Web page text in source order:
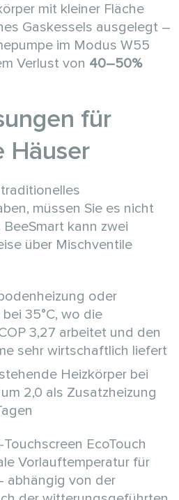
mit kleiner Fläche
Gaskessels ausgelegt –
im Modus W55
Verlust von 40–50%
für
Häuser
müssen Sie es nicht
kann zwei
über Mischventile
oder
35°C, wo die
3,27 arbeitet und den
sehr wirtschaftlich liefert
Heizkörper bei
2,0 als Zusatzheizung
EcoTouch
Vorlauftemperatur für
abhängig von der